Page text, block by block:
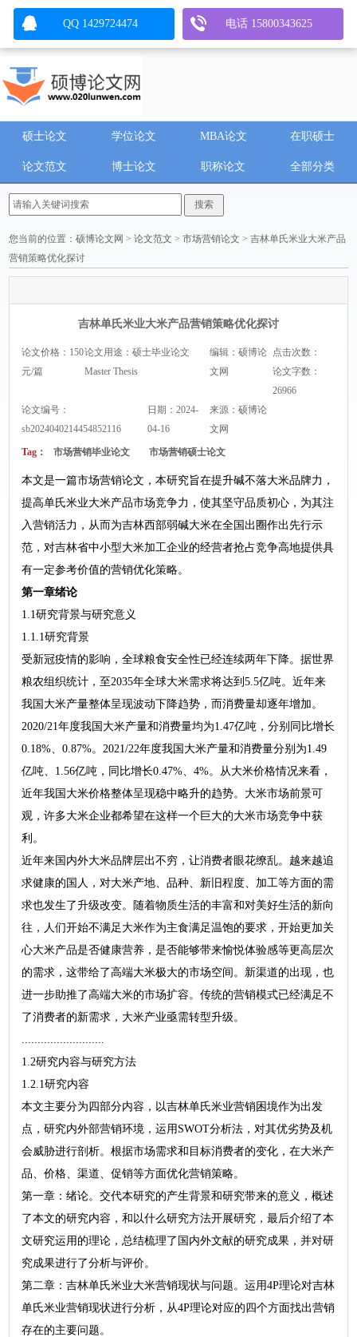
硕士论文 学位论文 MBA论文 在职硕士
论文范文 博士论文 职称论文 全部分类
您当前的位置：硕博论文网 >论文范文 >市场营销论文 > 吉林单氏米业大米产品
营销策略优化探讨
吉林单氏米业大米产品营销策略优化探讨
论文价格：150
元/篇
论文用途：硕士毕业论文
Master Thesis
编辑：硕博论
文网
点击次数：
论文字数：
26966
论文编号：
sb2024040214454852116
日期：2024-
04-16
来源：硕博论
文网
Tag： 市场营销毕业论文 市场营销硕士论文
本文是一篇市场营销论文，本研究旨在提升碱不落大米品牌力，
提高单氏米业大米产品市场竞争力，使其坚守品质初心，为其注
入营销活力，从而为吉林西部弱碱大米在全国出圈作出先行示
范，对吉林省中小型大米加工企业的经营者抢占竞争高地提供具
有一定参考价值的营销优化策略。
第一章绪论
1.1研究背景与研究意义
1.1.1研究背景
受新冠疫情的影响，全球粮食安全性已经连续两年下降。据世界
粮农组织统计，至2035年全球大米需求将达到5.5亿吨。近年来
我国大米产量整体呈现波动下降趋势，而消费量却逐年增加。
2020/21年度我国大米产量和消费量均为1.47亿吨，分别同比增长
0.18%、0.87%。2021/22年度我国大米产量和消费量分别为1.49
亿吨、1.56亿吨，同比增长0.47%、4%。从大米价格情况来看，
近年我国大米价格整体呈现稳中略升的趋势。大米市场前景可
观，许多大米企业都希望在这样一个巨大的大米市场竞争中获
利。
近年来国内外大米品牌层出不穷，让消费者眼花缭乱。越来越追
求健康的国人，对大米产地、品种、新旧程度、加工等方面的需
求也发生了升级改变。随着物质生活的丰富和对美好生活的新向
往，人们开始不满足大米作为主食满足温饱的要求，开始更加关
心大米产品是否健康营养，是否能够带来愉悦体验感等更高层次
的需求，这带给了高端大米极大的市场空间。新渠道的出现，也
进一步助推了高端大米的市场扩容。传统的营销模式已经满足不
了消费者的新需求，大米产业亟需转型升级。
1.2研究内容与研究方法
1.2.1研究内容
本文主要分为四部分内容，以吉林单氏米业营销困境作为出发
点，研究内外部营销环境，运用SWOT分析法，对其优劣势及机
会威胁进行剖析。根据市场需求和目标消费者的变化，在大米产
品、价格、渠道、促销等方面优化营销策略。
第一章：绪论。交代本研究的产生背景和研究带来的意义，概述
了本文的研究内容，和以什么研究方法开展研究，最后介绍了本
文研究运用的理论，总结梳理了国内外文献的研究成果，并对研
究成果进行了分析与评价。
第二章：吉林单氏米业大米营销现状与问题。运用4P理论对吉林
单氏米业营销现状进行分析，从4P理论对应的四个方面找出营销
存在的主要问题。
QQ 1429724474 电话 15800343625